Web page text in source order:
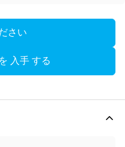
さい
入手 する